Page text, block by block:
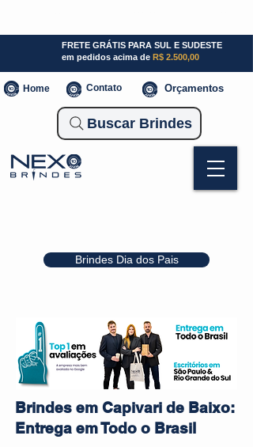
Brindes Dia dos Pais
FRETE GRÁTIS PARA SUL E SUDESTE
em pedidos acima de R$ 2.500,00
Home Contato Orçamentos
Buscar Brindes
Brindes em Capivari de Baixo:
Entrega em Todo o Brasil